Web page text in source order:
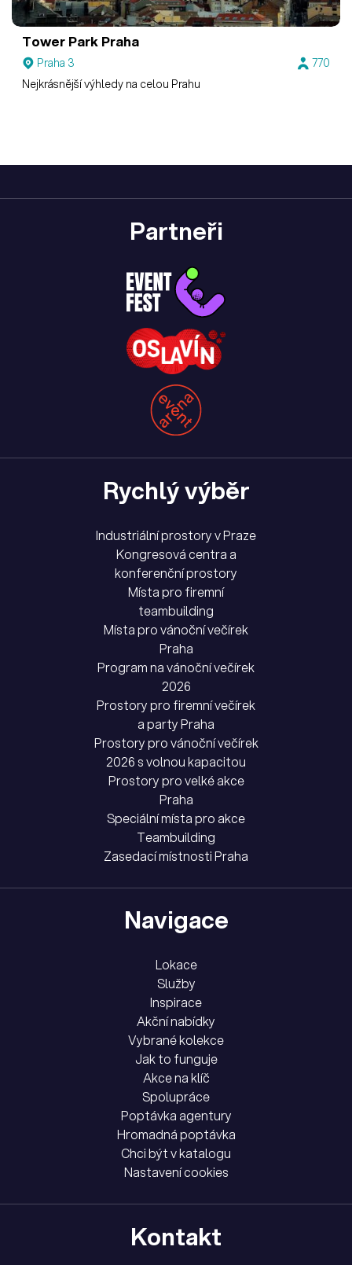
Tower Park Praha
Praha 3
770
Nejkrásnější výhledy na celou Prahu
Partneři
Rychlý výběr
Industriální prostory v Praze
Kongresová centra a
konferenční prostory
Místa pro firemní
teambuilding
Místa pro vánoční večírek
Praha
Program na vánoční večírek
2026
Prostory pro firemní večírek
a party Praha
Prostory pro vánoční večírek
2026 s volnou kapacitou
Prostory pro velké akce
Praha
Speciální místa pro akce
Teambuilding
Zasedací místnosti Praha
Navigace
Lokace
Služby
Inspirace
Akční nabídky
Vybrané kolekce
Jak to funguje
Akce na klíč
Spolupráce
Poptávka agentury
Hromadná poptávka
Chci být v katalogu
Nastavení cookies
Kontakt